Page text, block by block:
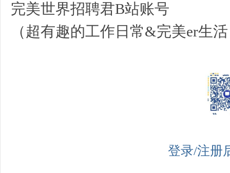
完美世界招聘君B站账号
（超有趣的工作日常&完美er生
登录/注册